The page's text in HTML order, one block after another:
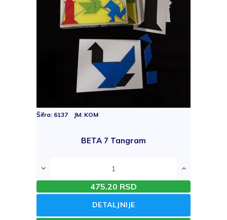
Šifra: 6137 JM: KOM
BETA 7 Tangram
475.20 RSD
DETALJNIJE